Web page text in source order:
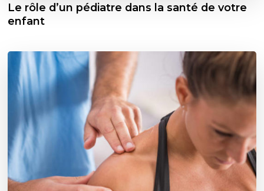
Le rôle d’un pédiatre dans la santé de votre
enfant